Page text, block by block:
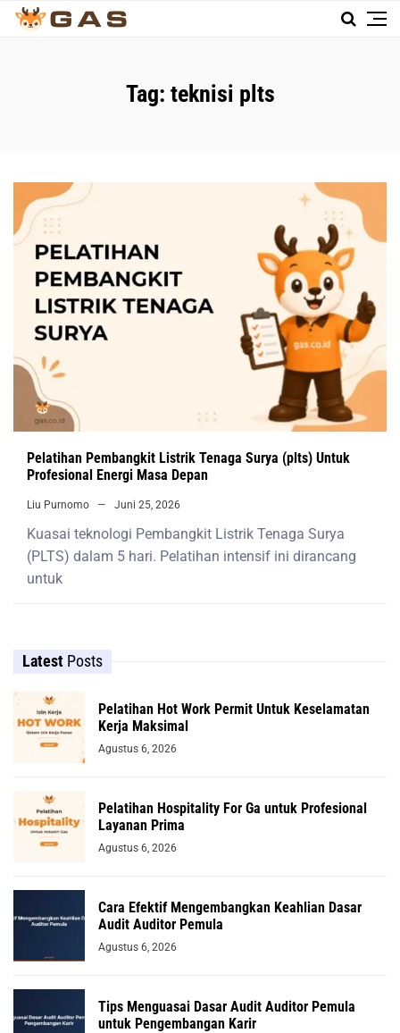
Tag: teknisi plts
Pelatihan Pembangkit Listrik Tenaga Surya (plts) Untuk
Profesional Energi Masa Depan
Liu Purnomo Juni 25, 2026
Kuasai teknologi Pembangkit Listrik Tenaga Surya
(PLTS) dalam 5 hari. Pelatihan intensif ini dirancang
untuk
Latest Posts
Pelatihan Hot Work Permit Untuk Keselamatan
Kerja Maksimal
Agustus 6, 2026
Pelatihan Hospitality For Ga untuk Profesional
Layanan Prima
Agustus 6, 2026
Cara Efektif Mengembangkan Keahlian Dasar
Audit Auditor Pemula
Agustus 6, 2026
Tips Menguasai Dasar Audit Auditor Pemula
untuk Pengembangan Karir